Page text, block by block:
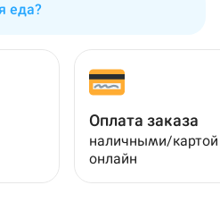
еда?
Оплата заказа
наличными/
онлайн